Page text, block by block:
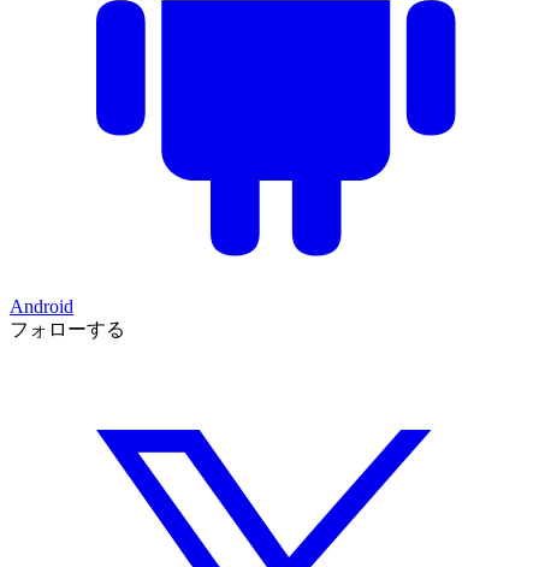
Android
フォローする